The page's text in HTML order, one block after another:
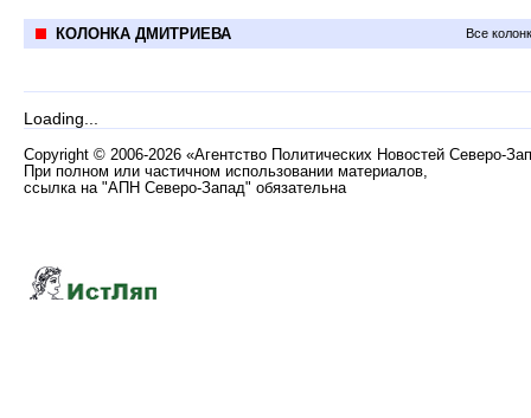
КОЛОНКА ДМИТРИЕВА Все
Loading...
Copyright © 2006-2026 «Агентство Политических Новостей Северо-
При полном или частичном использовании материалов,
ссылка на "АПН Северо-Запад" обязательна